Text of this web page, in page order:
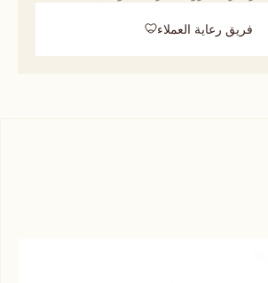
فريق رعاية العملاء